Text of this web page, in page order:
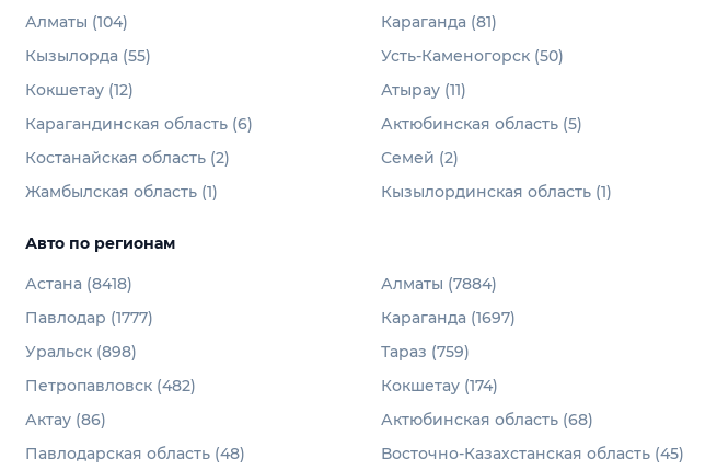
Алматы (104)
Караганда (81)
Кызылорда (55)
Усть-Каменогорск (50)
Кокшетау (12)
Атырау (11)
Карагандинская область (6)
Актюбинская область (5)
Костанайская область (2)
Семей (2)
Жамбылская область (1)
Кызылординская область (1)
Авто по регионам
Астана (8418) Алматы (7884)
Павлодар (1777)
Караганда (1697)
Уральск (898)
Тараз (759)
Петропавловск (482)
Кокшетау (174)
Актау (86)
Актюбинская область (68)
Павлодарская область (48)
Восточно-Казахстанская область (45)